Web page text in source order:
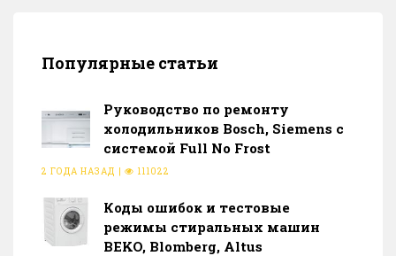
Популярные статьи
Руководство по ремонту
холодильников Bosch, Siemens с
системой Full No Frost
2 ГОДА НАЗАД | 111022
Коды ошибок и тестовые
режимы стиральных машин
BEKO, Blomberg, Altus